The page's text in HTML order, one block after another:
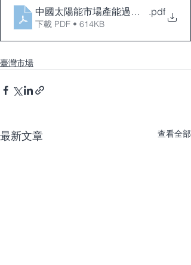
中國太陽能市場產能過剩_倉和
.pdf
下載 PDF • 614KB
臺灣市場
最新文章 查看全部